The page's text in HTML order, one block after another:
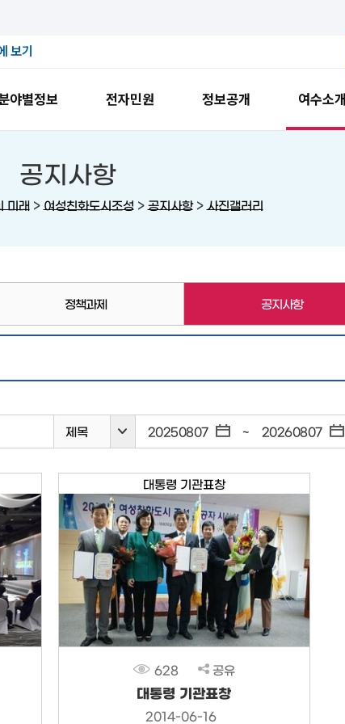
보기
야별정보 전자민원 정보공개 여수소개
공지사항
미래> 여성친화도시조성 > 공지사항> 사진갤러리
정책과제 공지사항
제목 ~
대통령 기관표창
628 공유
대통령 기관표창
2014-06-16